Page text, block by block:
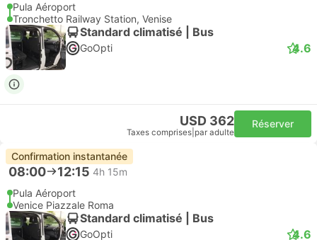
Pula Aéroport
Tronchetto Railway Station, Venise
Standard climatisé | Bus
GoOpti 4.6
USD 362
Taxes comprises par adulte
Réserver
Confirmation instantanée
08:00 12:15 4h 15m
Pula Aéroport
Venice Piazzale Roma
Standard climatisé | Bus
GoOpti 4.6